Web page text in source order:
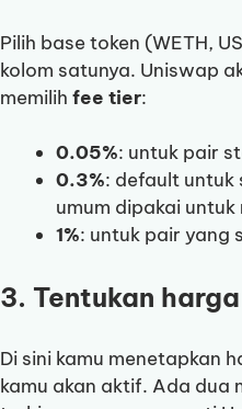
Pilih base token (WETH,
kolom satunya. Uniswap
memilihfee tier:
0.05%: untuk pair
0.3%: default
umum dipakai
1%: untuk pair yang
3. Tentukan
Di sini kamu menetapkan
kamu akan aktif. Ada dua